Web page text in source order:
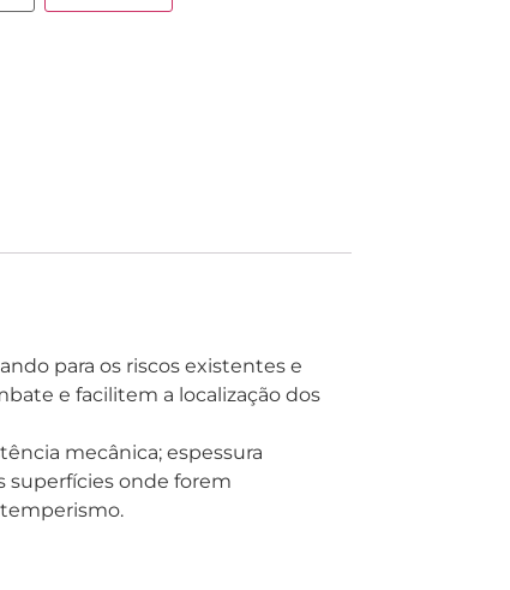
para os riscos existentes e
e facilitem a localização dos
mecânica; espessura
superfícies onde forem